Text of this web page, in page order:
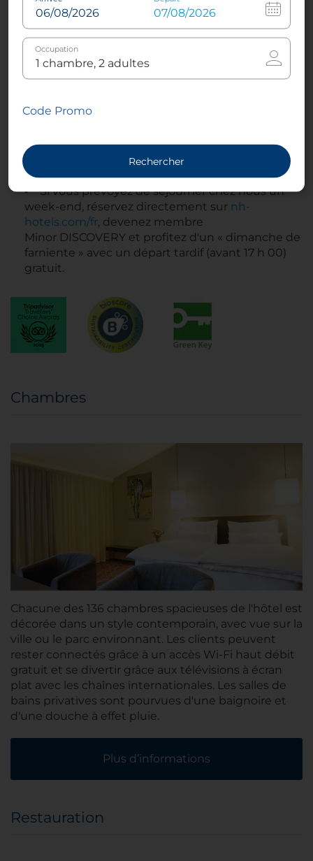
centre de bien-être flambant neuf propice à la
détente. Une salle de sport entièrement équipée,
un parking et une station de recharge pour
véhicules électriques sont disponibles au NH
Prague City voisin.
Sélection d'installations sportives accessibles
Mrazovka à proximité
Si vous prévoyez de séjourner chez nous un
week-end, réservez directement sur nh-
hotels.com/fr, devenez membre
Minor DISCOVERY et profitez d'un « dimanche de
farniente » avec un départ tardif (avant 17 h 00)
gratuit.
Chambres
Chacune des 136 chambres spacieuses de l'hôtel est
décorée dans un style contemporain, avec vue sur la
ville ou le parc environnant. Les clients peuvent
rester connectés grâce à un accès Wi-Fi haut débit
gratuit et se divertir grâce aux télévisions à écran
plat avec les chaînes internationales. Les salles de
bains privatives sont pourvues d'une baignoire et
d'une douche à effet pluie.
Plus d’informations
Restauration
Occupation
Code Promo
Rechercher